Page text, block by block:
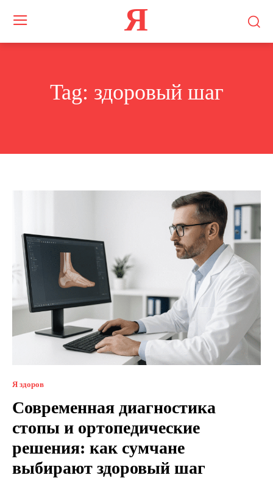
Я
Tag: здоровый шаг
Я здоров
Современная диагностика
стопы и ортопедические
решения: как сумчане
выбирают здоровый шаг